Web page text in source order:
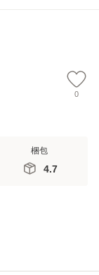
0
梱包
4.7